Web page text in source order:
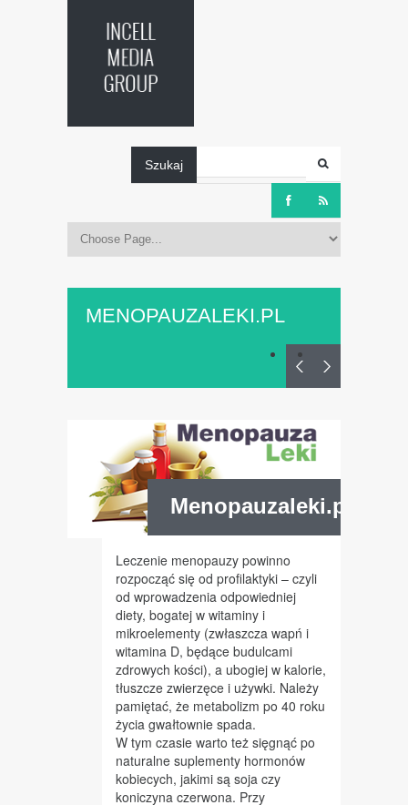
Szukaj
MENOPAUZALEKI.PL
Menopauzaleki.pl
Leczenie menopauzy powinno
rozpocząć się od profilaktyki – czyli
od wprowadzenia odpowiedniej
diety, bogatej w witaminy i
mikroelementy (zwłaszcza wapń i
witamina D, będące budulcami
zdrowych kości), a ubogiej w kalorie,
tłuszcze zwierzęce i używki. Należy
pamiętać, że metabolizm po 40 roku
życia gwałtownie spada.
W tym czasie warto też sięgnąć po
naturalne suplementy hormonów
kobiecych, jakimi są soja czy
koniczyna czerwona. Przy